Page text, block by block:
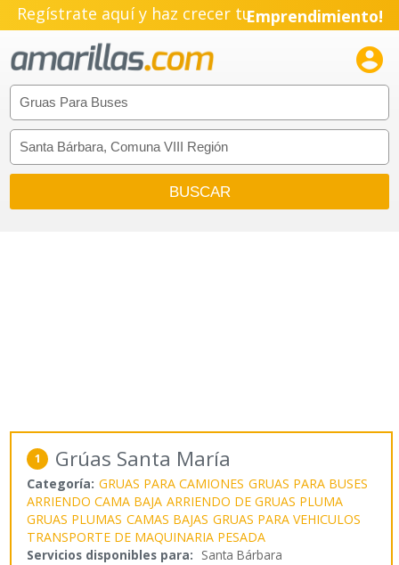
Regístrate aquí y haz crecer tuEmprendimiento!

1 Grúas Santa María
Categoría: GRUAS PARA CAMIONES GRUAS PARA BUSES
ARRIENDO CAMA BAJA ARRIENDO DE GRUAS PLUMA
GRUAS PLUMAS CAMAS BAJAS GRUAS PARA VEHICULOS
TRANSPORTE DE MAQUINARIA PESADA
Servicios disponibles para: Santa Bárbara